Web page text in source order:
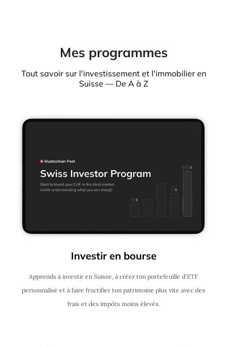
Mes programmes
Tout savoir sur l'investissement et l'immobilier en
Suisse — De A à Z
Investir en bourse
Apprends à investir en Suisse, à créer ton portefeuille d'ETF
personnalisé et à faire fructifier ton patrimoine plus vite avec des
frais et des impôts moins élevés.